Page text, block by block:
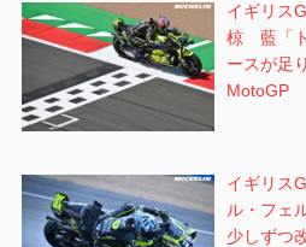
イギリ
椋 藍「
ースが足
MotoGP
イギリス
ル・フェ
少しずつ